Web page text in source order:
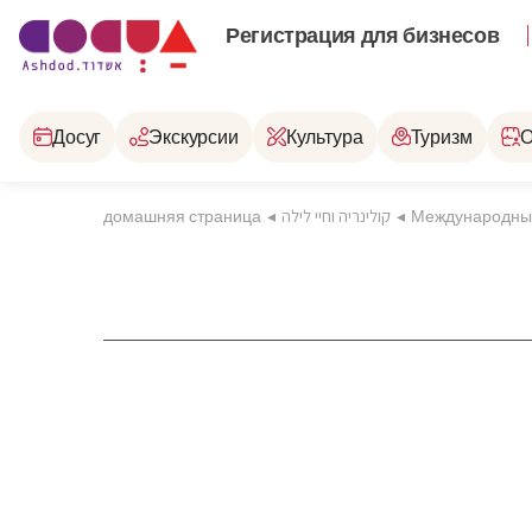
Регистрация для бизнесов
Досуг Экскурсии Культура Туризм
домашняя страница ◂ קולינריה וחיי לילה ◂